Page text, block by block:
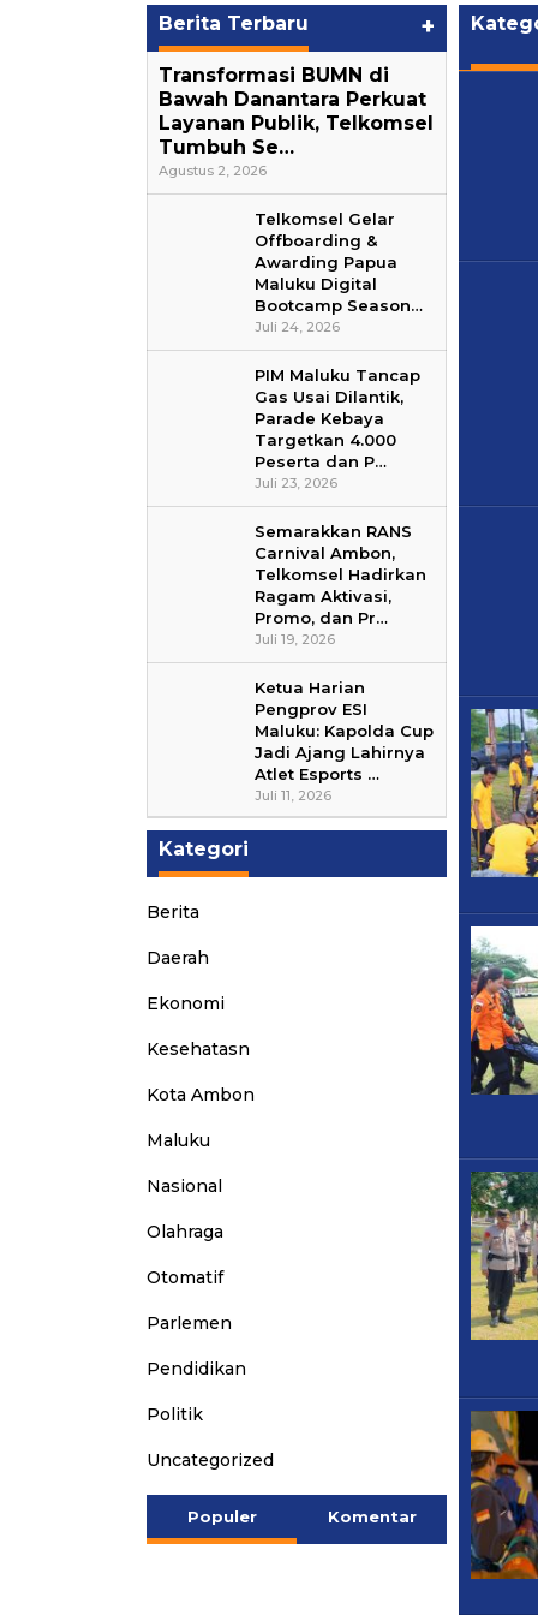
Berita Terbaru +
Transformasi BUMN di
Bawah Danantara Perkuat
Layanan Publik, Telkomsel
Tumbuh Se…
Agustus 2, 2026
Telkomsel Gelar
Offboarding &
Awarding Papua
Maluku Digital
Bootcamp Season…
Juli 24, 2026
PIM Maluku Tancap
Gas Usai Dilantik,
Parade Kebaya
Targetkan 4.000
Peserta dan P…
Juli 23, 2026
Semarakkan RANS
Carnival Ambon,
Telkomsel Hadirkan
Ragam Aktivasi,
Promo, dan Pr…
Juli 19, 2026
Ketua Harian
Pengprov ESI
Maluku: Kapolda Cup
Jadi Ajang Lahirnya
Atlet Esports …
Juli 11, 2026
Kategori
Berita
Daerah
Ekonomi
Kesehatasn
Kota Ambon
Maluku
Nasional
Olahraga
Otomatif
Parlemen
Pendidikan
Politik
Uncategorized
Populer Komentar